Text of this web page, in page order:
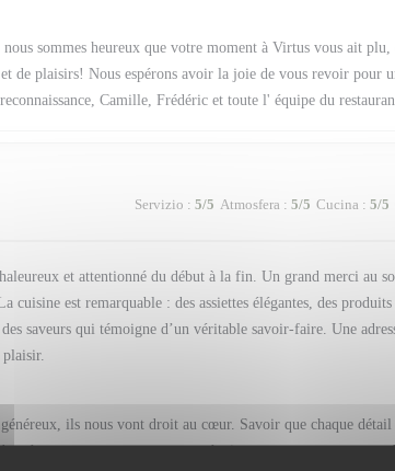
sommes heureux que votre moment à Virtus vous ait plu,
de plaisirs! Nous espérons avoir la joie de vous revoir pour
Camille, Frédéric et toute l' équipe du
Servizio : 5/5 Atmosfera : 5/5 Cucina : 5/5
et attentionné du début à la fin. Un grand merci au
cuisine est remarquable : des assiettes élégantes, des
saveurs qui témoigne d’un véritable savoir-faire. Une
plaisir.
ils nous vont droit au cœur. Savoir que chaque
récompenses pour toute notre équipe, et nous transmettrons